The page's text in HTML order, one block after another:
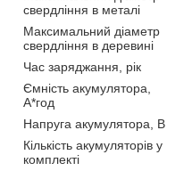
свердління в металі
Максимальний діаметр
свердління в деревині
Час заряджання, рік
Ємність акумулятора,
А*год
Напруга акумулятора, В
Кількість акумуляторів у
комплекті